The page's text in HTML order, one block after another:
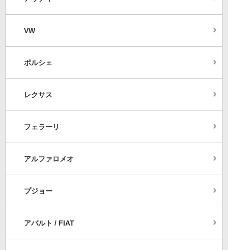
VW
ポルシェ
レクサス
フェラーリ
アルファロメオ
プジョー
アバルト / FIAT